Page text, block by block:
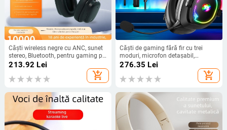
Căști wireless negre cu ANC, sunet
stereo, Bluetooth, pentru gaming pe
laptop, autonomie îndelungată a
213.92 Lei
add_shopping_cart
Căști de gaming fără fir cu trei
moduri, microfon detașabil,
conector USB, difuzoare de 50 mm,
276.35 Lei
add_shopping_cart